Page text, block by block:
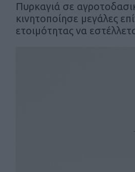
Πυρκαγιά σε
κινητοποίησε μεγάλες
ετοιμότητας να